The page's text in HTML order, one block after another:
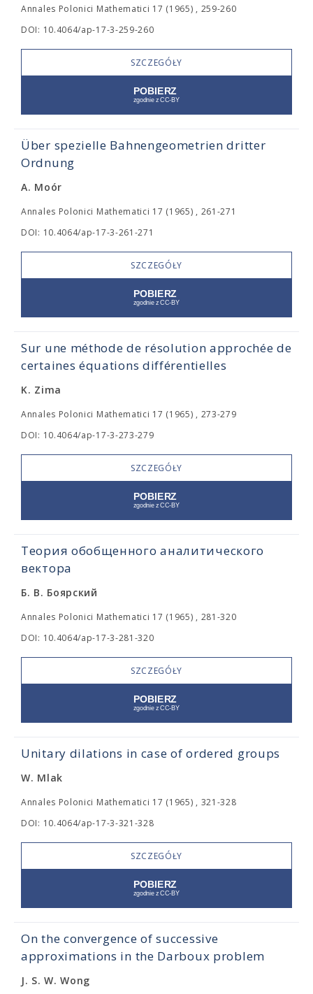
Annales Polonici Mathematici 17 (1965) , 259-260
DOI: 10.4064/ap-17-3-259-260
SZCZEGÓŁY
Über spezielle Bahnengeometrien dritter
Ordnung
A. Moór
Annales Polonici Mathematici 17 (1965) , 261-271
DOI: 10.4064/ap-17-3-261-271
SZCZEGÓŁY
Sur une méthode de résolution approchée de
certaines équations différentielles
K. Zima
Annales Polonici Mathematici 17 (1965) , 273-279
DOI: 10.4064/ap-17-3-273-279
SZCZEGÓŁY
Теория обобщенного аналитического
вектора
Б. В. Боярский
Annales Polonici Mathematici 17 (1965) , 281-320
DOI: 10.4064/ap-17-3-281-320
SZCZEGÓŁY
Unitary dilations in case of ordered groups
W. Mlak
Annales Polonici Mathematici 17 (1965) , 321-328
DOI: 10.4064/ap-17-3-321-328
SZCZEGÓŁY
On the convergence of successive
approximations in the Darboux problem
J. S. W. Wong